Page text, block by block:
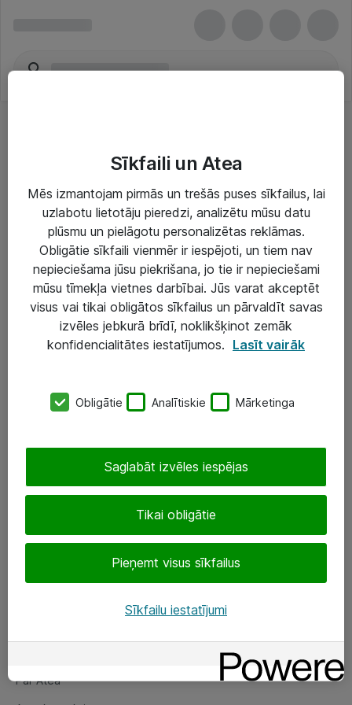
Risinājumi & Pakalpojumi
IT serviss un atbalsts
IT infrastruktūra
Darba vietu IT risinājumi
Serveri un datu centri
SIA „ATEA”
eShop@atea.lv
Sekojiet mums
Par Atea
Par Atea
Sīkfaili un Atea
Mēs izmantojam pirmās un trešās puses sīkfailus, lai
uzlabotu lietotāju pieredzi, analizētu mūsu datu
plūsmu un pielāgotu personalizētas reklāmas.
Obligātie sīkfaili vienmēr ir iespējoti, un tiem nav
nepieciešama jūsu piekrišana, jo tie ir nepieciešami
mūsu tīmekļa vietnes darbībai. Jūs varat akceptēt
visus vai tikai obligātos sīkfailus un pārvaldīt savas
izvēles jebkurā brīdī, noklikšķinot zemāk
konfidencialitātes iestatījumos. Lasīt vairāk
Obligātie Analītiskie Mārketinga
Tikai obligātie
Pieņemt visus sīkfailus
Saglabāt izvēles iespējas
Sīkfailu iestatījumi